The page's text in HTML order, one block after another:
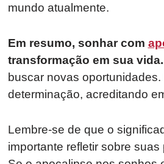
mundo atualmente.
Em resumo, sonhar com
transformação em sua vida.
buscar novas
determinação, acreditando
Lembre-se de que o
importante refletir sobre